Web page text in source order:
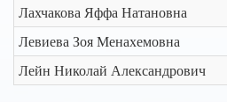
Лахчакова Яффа Натановна
Левиева Зоя Менахемовна
Лейн Николай Александрович